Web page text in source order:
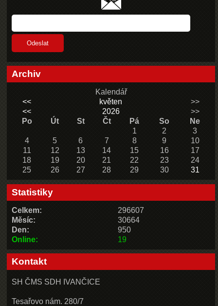
Archiv
Kalendář
<<
květen
>>
<<
2026
>>
Po
Út St Čt Pá So
Ne
1
2
3
4
5 6 7 8 9
10
11
12 13 14 15 16
17
18
19 20 21 22 23
24
25
26 27 28 29 30 31
Statistiky
Online: 19
Celkem:
296607
Měsíc:
30664
Den:
950
Kontakt
SH ČMS SDH IVANČICE
Tesařovo nám. 280/7